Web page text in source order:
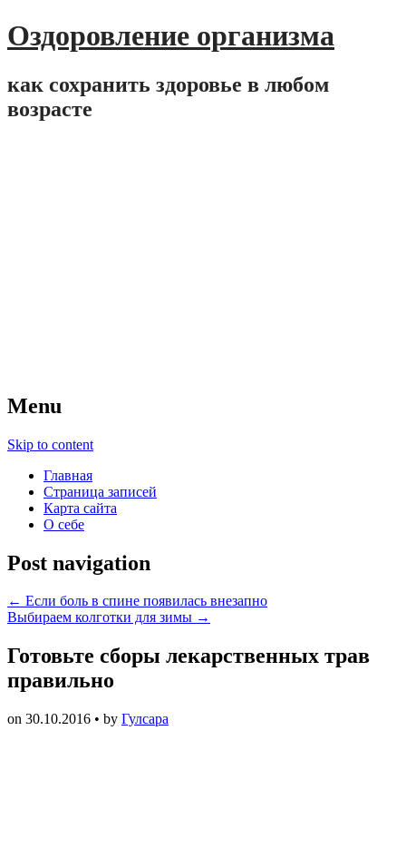
Оздоровление организма
как сохранить здоровье в любом
возрасте
Menu
Skip to content
Главная
Страница записей
Карта сайта
О себе
Post navigation
← Если боль в спине появилась внезапно
Выбираем колготки для зимы →
Готовьте сборы лекарственных трав
правильно
on 30.10.2016 • by Гулсара